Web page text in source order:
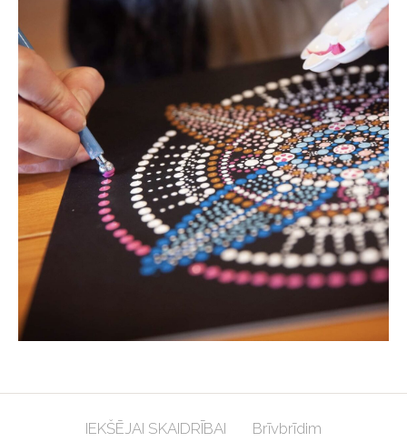
IEKŠĒJAI SKAIDRĪBAI Brīvbrīdim